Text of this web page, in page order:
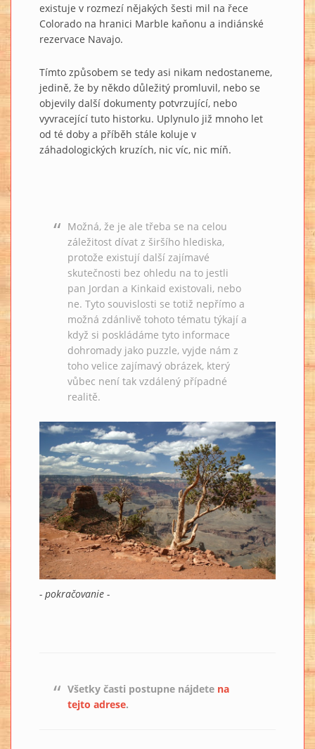
existuje v rozmezí nějakých šesti mil na řece
Colorado na hranici Marble kaňonu a indiánské
rezervace Navajo.
Tímto způsobem se tedy asi nikam nedostaneme,
jedině, že by někdo důležitý promluvil, nebo se
objevily další dokumenty potvrzující, nebo
vyvracející tuto historku. Uplynulo již mnoho let
od té doby a příběh stále koluje v
záhadologických kruzích, nic víc, nic míň.
Možná, že je ale třeba se na celou
záležitost dívat z širšího hlediska,
protože existují další zajímavé
skutečnosti bez ohledu na to jestli
pan Jordan a Kinkaid existovali, nebo
ne. Tyto souvislosti se totiž nepřímo a
možná zdánlivě tohoto tématu týkají a
když si poskládáme tyto informace
dohromady jako puzzle, vyjde nám z
toho velice zajímavý obrázek, který
vůbec není tak vzdálený případné
realitě.
- pokračovanie -
Všetky časti postupne nájdete na
tejto adrese.